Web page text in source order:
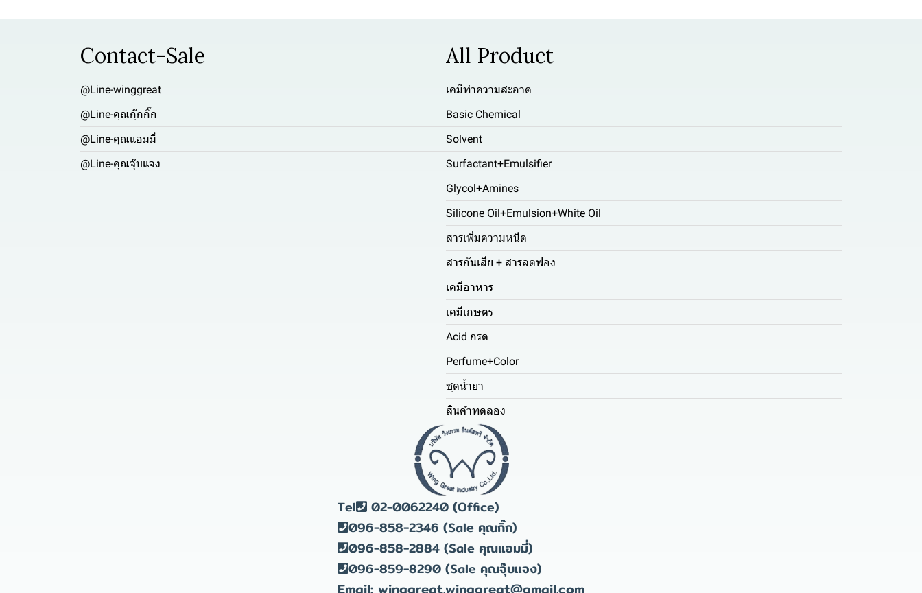
Contact-Sale
@Line-winggreat
@Line-คุณกุ๊กกิ๊ก
@Line-คุณแอมมี่
@Line-คุณจุ๊บแจง
All Product
เคมีทำความสะอาด
Basic Chemical
Solvent
Surfactant+Emulsifier
Glycol+Amines
Silicone Oil+Emulsion+White Oil
สารเพิ่มความหนืด
สารกันเสีย + สารลดฟอง
เคมีอาหาร
เคมีเกษตร
Acid กรด
Perfume+Color
ชุดน้ำยา
สินค้าทดลอง
Tel 02-0062240 (Office)
096-858-2346 (Sale คุณกิ๊ก)
096-858-2884 (Sale คุณแอมมี่)
096-859-8290 (Sale คุณจุ๊บแจง)
Email: winggreat.winggreat@gmail.com